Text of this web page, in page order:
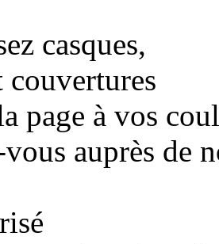
casques,
couvertures
page à vos
auprès de